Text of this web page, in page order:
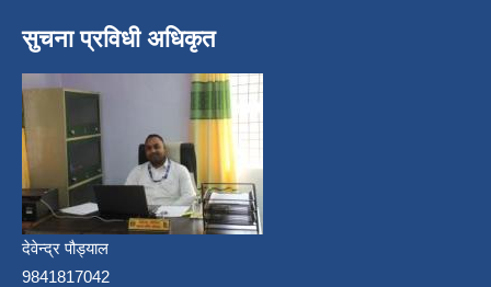
सुचना प्रविधी अधिकृत
देवेन्द्र पौड्याल
9841817042